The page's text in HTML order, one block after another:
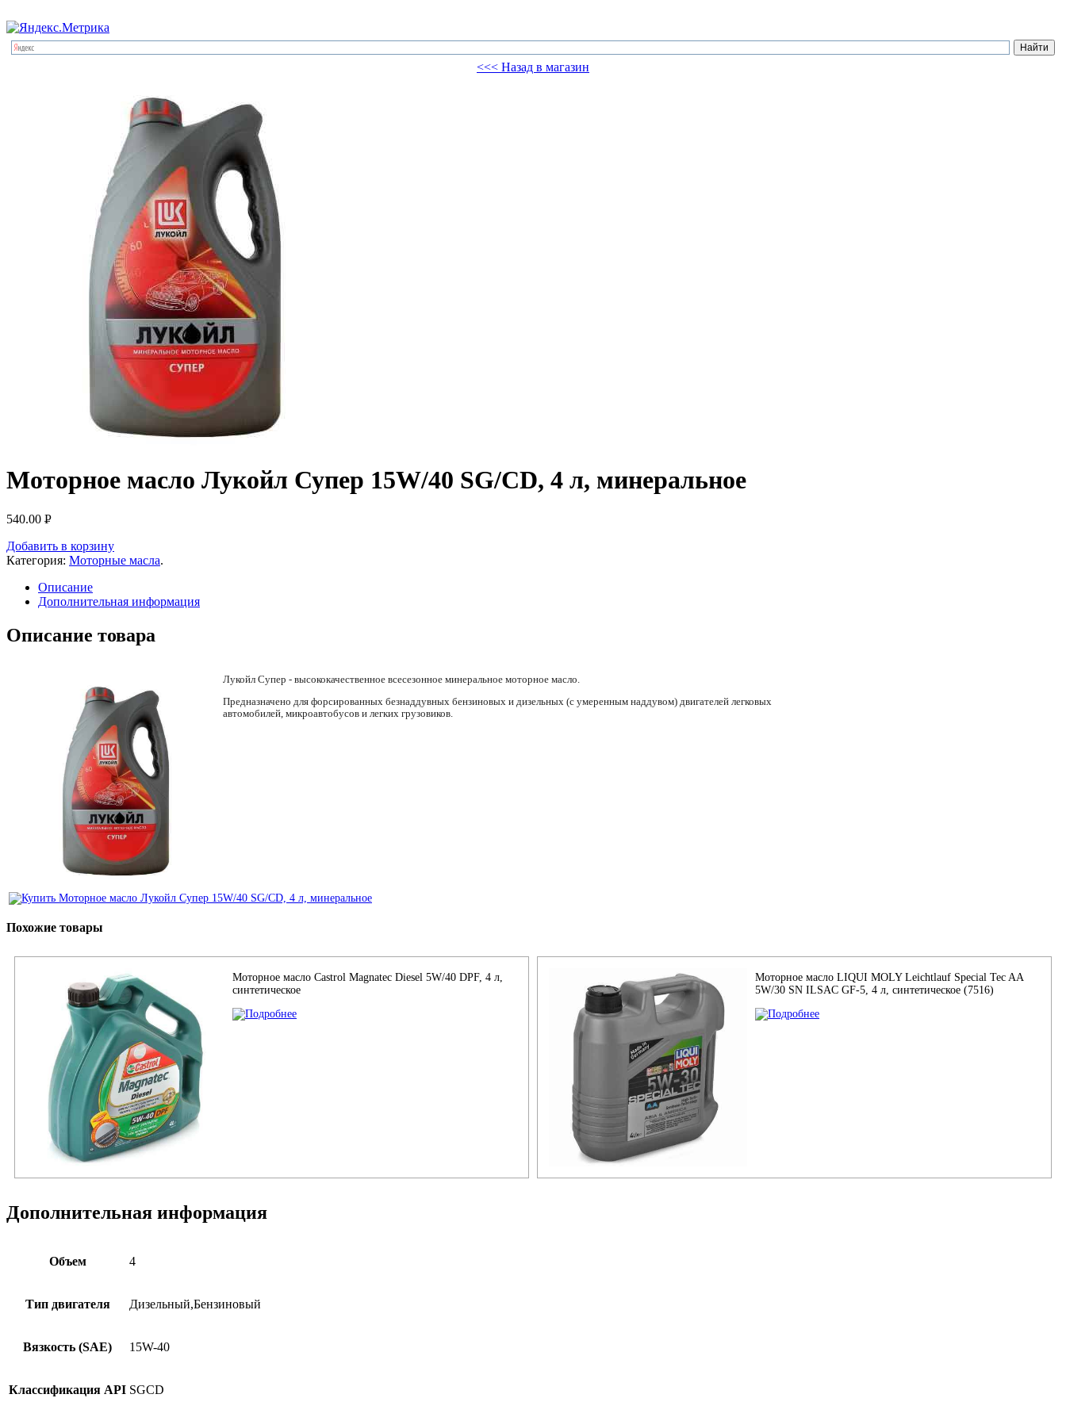
<<< Назад в магазин
Моторное масло Лукойл Супер 15W/40 SG/CD, 4 л, минеральное
540.00 Р
Добавить в корзину
Категория: Моторные масла.
Описание
Дополнительная информация
Описание товара
Лукойл Супер - высококачественное всесезонное минеральное моторное масло.
Предназначено для форсированных безнаддувных бензиновых и дизельных (с умеренным наддувом) двигателей легковых
автомобилей, микроавтобусов и легких грузовиков.
Похожие товары
Моторное масло Castrol Magnatec Diesel 5W/40 DPF, 4 л,
синтетическое
Моторное масло LIQUI MOLY Leichtlauf Special Tec AA
5W/30 SN ILSAC GF-5, 4 л, синтетическое (7516)
Дополнительная информация
Объем 4
Тип двигателя Дизельный,Бензиновый
Вязкость (SAE) 15W-40
Классификация API SGCD